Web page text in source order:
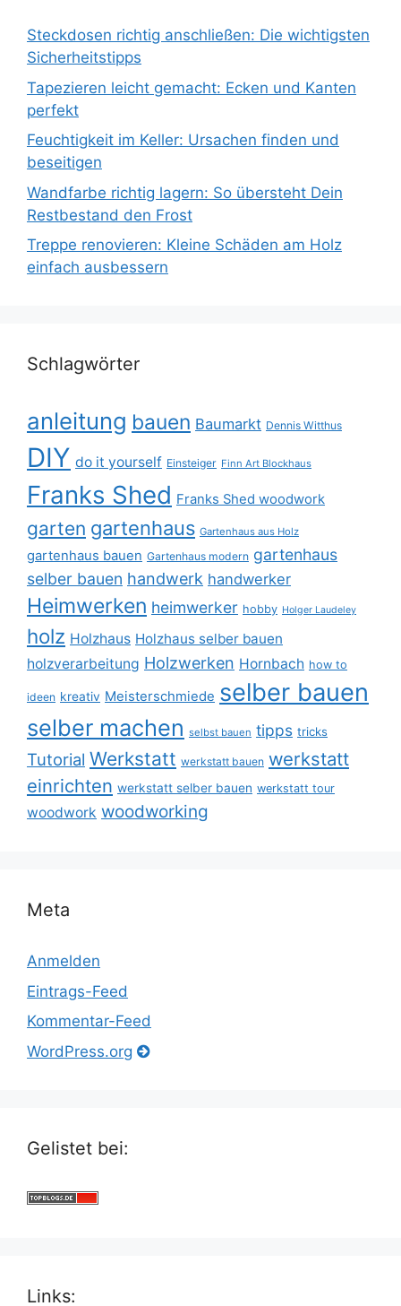
Steckdosen richtig anschließen: Die wichtigsten
Sicherheitstipps
Tapezieren leicht gemacht: Ecken und Kanten
perfekt
Feuchtigkeit im Keller: Ursachen finden und
beseitigen
Wandfarbe richtig lagern: So übersteht Dein
Restbestand den Frost
Treppe renovieren: Kleine Schäden am Holz
einfach ausbessern
Schlagwörter
anleitung bauen Baumarkt Dennis Witthus
DIY do it yourself Einsteiger Finn Art Blockhaus
Franks Shed Franks Shed woodwork
garten gartenhaus Gartenhaus aus Holz
gartenhaus bauen Gartenhaus modern gartenhaus
selber bauen handwerk handwerker
Heimwerken heimwerker hobby Holger Laudeley
holz Holzhaus Holzhaus selber bauen
holzverarbeitung Holzwerken Hornbach how to
ideen kreativ Meisterschmiede selber bauen
selber machen selbst bauen tipps tricks
Tutorial Werkstatt werkstatt bauen werkstatt
einrichten werkstatt selber bauen werkstatt tour
woodwork woodworking
Meta
Anmelden
Eintrags-Feed
Kommentar-Feed
WordPress.org
Gelistet bei:
Links: